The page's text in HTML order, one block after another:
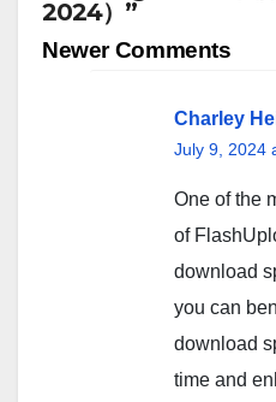
2024）”
Comment
Newer Comments
Charley
July 9, 2024
One of the
of
download
you can
download
time and